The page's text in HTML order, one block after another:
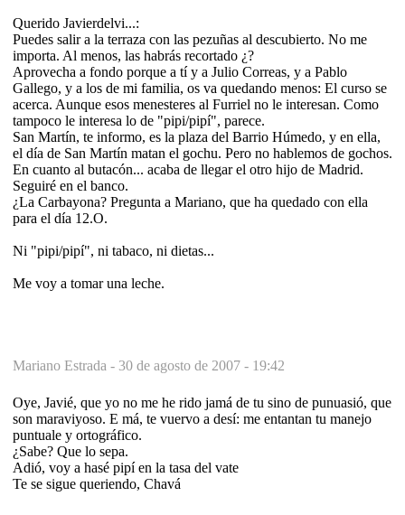
Querido Javierdelvi...:
Puedes salir a la terraza con las pezuñas al descubierto. No me
importa. Al menos, las habrás recortado ¿?
Aprovecha a fondo porque a tí y a Julio Correas, y a Pablo
Gallego, y a los de mi familia, os va quedando menos: El curso se
acerca. Aunque esos menesteres al Furriel no le interesan. Como
tampoco le interesa lo de "pipi/pipí", parece.
San Martín, te informo, es la plaza del Barrio Húmedo, y en ella,
el día de San Martín matan el gochu. Pero no hablemos de gochos.
En cuanto al butacón... acaba de llegar el otro hijo de Madrid.
Seguiré en el banco.
¿La Carbayona? Pregunta a Mariano, que ha quedado con ella
para el día 12.O.
Ni "pipi/pipí", ni tabaco, ni dietas...
Me voy a tomar una leche.
Mariano Estrada - 30 de agosto de 2007 - 19:42
Oye, Javié, que yo no me he rido jamá de tu sino de punuasió, que
son maraviyoso. E má, te vuervo a desí: me entantan tu manejo
puntuale y ortográfico.
¿Sabe? Que lo sepa.
Adió, voy a hasé pipí en la tasa del vate
Te se sigue queriendo, Chavá